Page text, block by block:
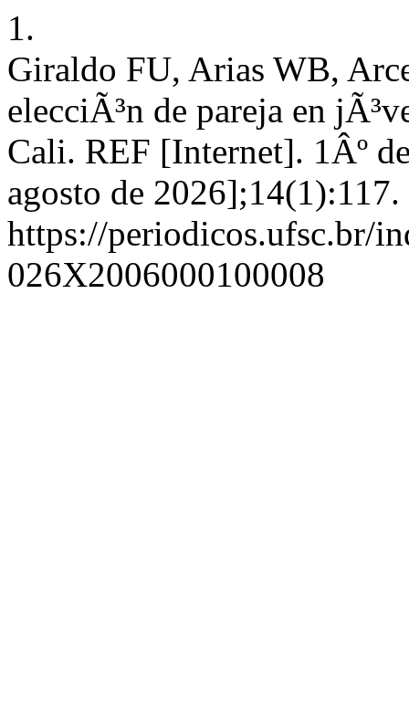
1.
Giraldo FU, Arias WB,
elecciÃ³n de pareja en
Cali. REF [Internet]. 1Âº
agosto de
https://periodicos.ufsc.br/
026X2006000100008